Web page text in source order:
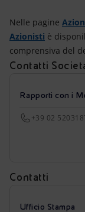
Nelle pagine
Azionisti è
comprensiva del
Contatti
Rapporti con i
+39 02
Contatti
Ufficio Stampa